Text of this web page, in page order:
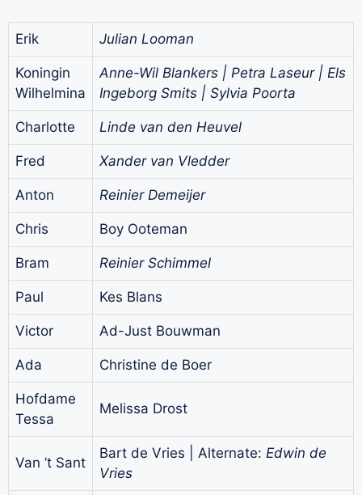
Erik Julian Looman
Koningin
Wilhelmina
Anne-Wil Blankers | Petra Laseur | Els
Ingeborg Smits | Sylvia Poorta
Charlotte Linde van den Heuvel
Fred Xander van Vledder
Anton Reinier Demeijer
Chris Boy Ooteman
Bram Reinier Schimmel
Paul Kes Blans
Victor Ad-Just Bouwman
Ada Christine de Boer
Hofdame
Tessa
Melissa Drost
Van ’t Sant
Bart de Vries | Alternate: Edwin de
Vries